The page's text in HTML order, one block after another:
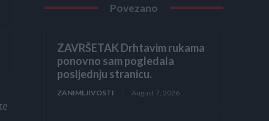
Povezano
ZAVRŠETAK Drhtavim rukama
ponovno sam pogledala
posljednju stranicu.
ZANIMLJIVOSTI August 7, 2026